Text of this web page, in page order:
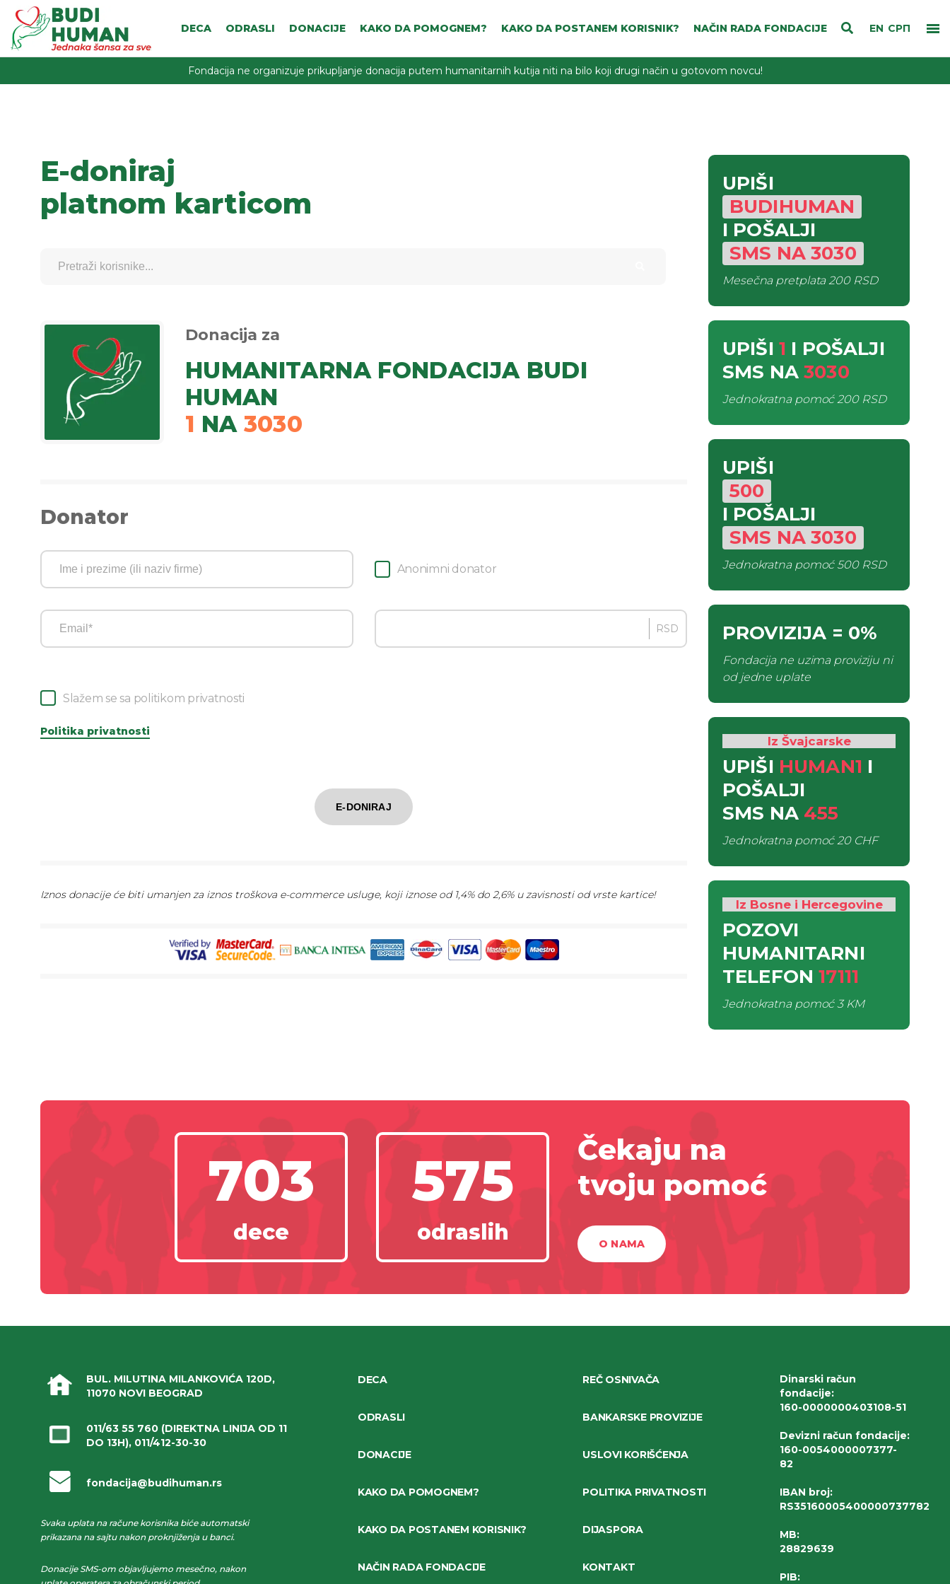
EN СРП
DECA ODRASLI DONACIJE KAKO DA POMOGNEM? KAKO DA POSTANEM KORISNIK? NAČIN RADA FONDACIJE
Fondacija ne organizuje prikupljanje donacija putem humanitarnih kutija niti na bilo koji drugi način u gotovom novcu!
E-doniraj
platnom karticom
Donacija za
HUMANITARNA FONDACIJA BUDI
HUMAN
1 NA 3030
Donator
Anonimni donator
RSD
Slažem se sa politikom privatnosti
Politika privatnosti
E-DONIRAJ
Iznos donacije će biti umanjen za iznos troškova e-commerce usluge, koji iznose od 1,4% do 2,6% u zavisnosti od vrste kartice!
UPIŠI
BUDIHUMAN
I POŠALJI
SMS NA3030
Mesečna pretplata200 RSD
UPIŠI 1 I POŠALJI
SMS NA 3030
Jednokratna pomoć200 RSD
UPIŠI
500
I POŠALJI
SMS NA3030
Jednokratna pomoć500 RSD
PROVIZIJA = 0%
Fondacija ne uzima proviziju ni
od jedne uplate
Iz Švajcarske
UPIŠI HUMAN1 I
POŠALJI
SMS NA 455
Jednokratna pomoć20 CHF
Iz Bosne i Hercegovine
POZOVI
HUMANITARNI
TELEFON 17111
Jednokratna pomoć3 KM
703
dece
575
odraslih
Čekaju na
tvoju pomoć
O NAMA
BUL. MILUTINA MILANKOVIĆA 120D,
11070 NOVI BEOGRAD
011/63 55 760 (DIREKTNA LINIJA OD 11
DO 13H), 011/412-30-30
fondacija@budihuman.rs
Svaka uplata na račune korisnika biće automatski
prikazana na sajtu nakon proknjiženja u banci.
Donacije SMS-om objavljujemo mesečno, nakon
DECA
ODRASLI
DONACIJE
KAKO DA POMOGNEM?
KAKO DA POSTANEM KORISNIK?
NAČIN RADA FONDACIJE
REČ OSNIVAČA
BANKARSKE PROVIZIJE
USLOVI KORIŠĆENJA
POLITIKA PRIVATNOSTI
DIJASPORA
KONTAKT
Dinarski račun
fondacije:
160-0000000403108-51
Devizni račun fondacije:
160-0054000007377-
82
IBAN broj:
RS35160005400000737782
MB:
28829639
PIB: